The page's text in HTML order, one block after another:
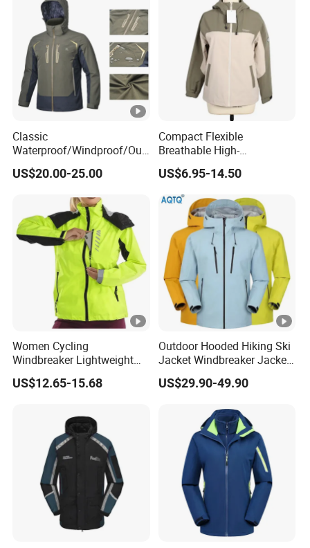
Classic
Waterproof/Windproof/Out
door Breathable Popular
Men Winter Jacket
US$20.00-25.00
Compact Flexible
Breathable High-
Performance Utility Jacket
for High-Exertion Activities
US$6.95-14.50
Women Cycling
Windbreaker Lightweight
Running Bike Jackets
Hooded Waterproof Hiking
US$12.65-15.68
Outdoor Hooded Hiking Ski
Jacket Windbreaker Jacket
Snow Function Waterproof
Breathable Ski Wear
US$29.90-49.90